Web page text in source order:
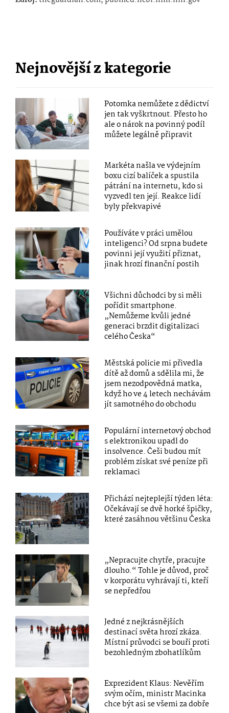
Nejnovější z kategorie
Potomka nemůžete z dědictví
jen tak vyškrtnout. Přesto ho
ale o nárok na povinný podíl
můžete legálně připravit
Markéta našla ve výdejním
boxu cizí balíček a spustila
pátrání na internetu, kdo si
vyzvedl ten její. Reakce lidí
byly překvapivé
Používáte v práci umělou
inteligenci? Od srpna budete
povinni její využití přiznat,
jinak hrozí finanční postih
Všichni důchodci by si měli
pořídit smartphone.
„Nemůžeme kvůli jedné
generaci brzdit digitalizaci
celého Česka“
Městská policie mi přivedla
dítě až domů a sdělila mi, že
jsem nezodpovědná matka,
když ho ve 4 letech nechávám
jít samotného do obchodu
Populární internetový obchod
s elektronikou upadl do
insolvence. Češi budou mít
problém získat své peníze při
reklamaci
Přichází nejteplejší týden léta:
Očekávají se dvě horké špičky,
které zasáhnou většinu Česka
„Nepracujte chytře, pracujte
dlouho.“ Tohle je důvod, proč
v korporátu vyhrávají ti, kteří
se nepředřou
Jedné z nejkrásnějších
destinací světa hrozí zkáza.
Místní průvodci se bouří proti
bezohledným zbohatlíkům
Exprezident Klaus: Nevěřím
svým očím, ministr Macinka
chce být asi se všemi za dobře